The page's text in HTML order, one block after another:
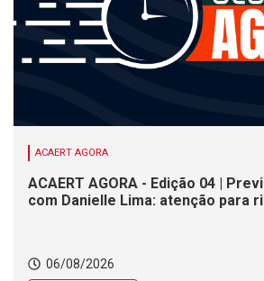
ACAERT AGORA
ACAERT AGORA - Edição 04 |
com Danielle Lima: atenção para
06/08/2026